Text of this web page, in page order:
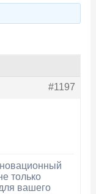
#1197
только
вашего